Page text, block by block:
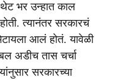
थेट भर उन्हात काल
त्यानंतर सरकारचं
आलं होतं. यावेळी
अडीच तास चर्चा
सरकारच्या